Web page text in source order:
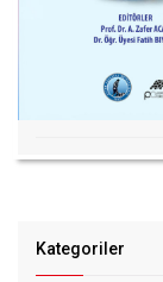
Kategoriler